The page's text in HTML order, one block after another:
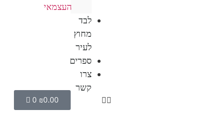
העצמאי
לבד
מחוץ
לעיר
ספרים
צרו
קשר
₪0.00
0